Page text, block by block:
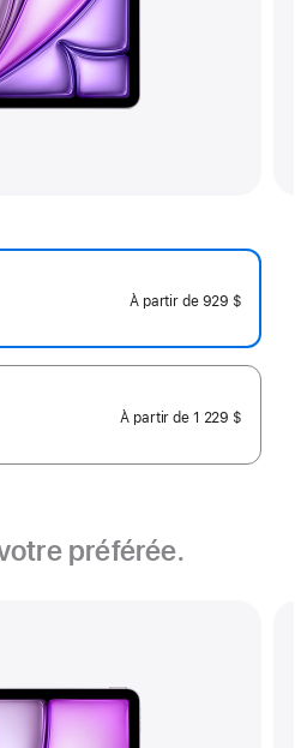
À partir de 929 $
À partir de 1 229 $
préférée.